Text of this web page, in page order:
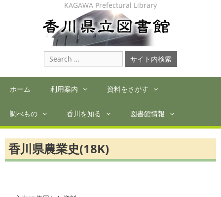
KAGAWA Prefectural Library
Search
for:
ホーム 利用案内 資料をさがす
調べもの 香川を知る 図書館情報
香川県農業史(18K)